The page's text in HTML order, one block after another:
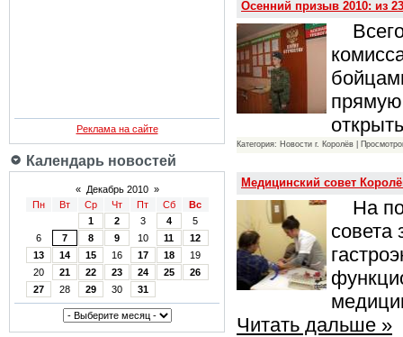
Реклама на сайте
Календарь новостей
« Декабрь 2010 »
Пн
Вт Ср Чт Пт Сб
Вс
1
2 3 4
5
6
7 8 9 10 11
12
13
14 15 16 17 18
19
20
21 22 23 24 25
26
27
28 29 30 31
Осенний призыв 2010: из
Всего
Категория: Новости г. Королёв |
Медицинский совет
На
совета
Читать дальше »